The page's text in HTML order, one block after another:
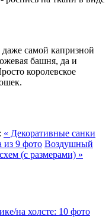
самой капризной
башня, да и
королевское
« Декоративные санки
из 9 фото Воздушный
(с размерами) »
на холсте: 10 фото